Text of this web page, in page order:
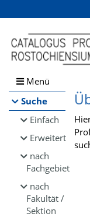
Browsen
direkt zum Inhalt
Menü
Suche
Einfach
Erweitert
nach
Fachgebiet
nach
Fakultät /
Sektion